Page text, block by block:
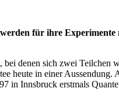
für ihre
denen sich zwei Teilchen
heute in einer
in Innsbruck erstmals